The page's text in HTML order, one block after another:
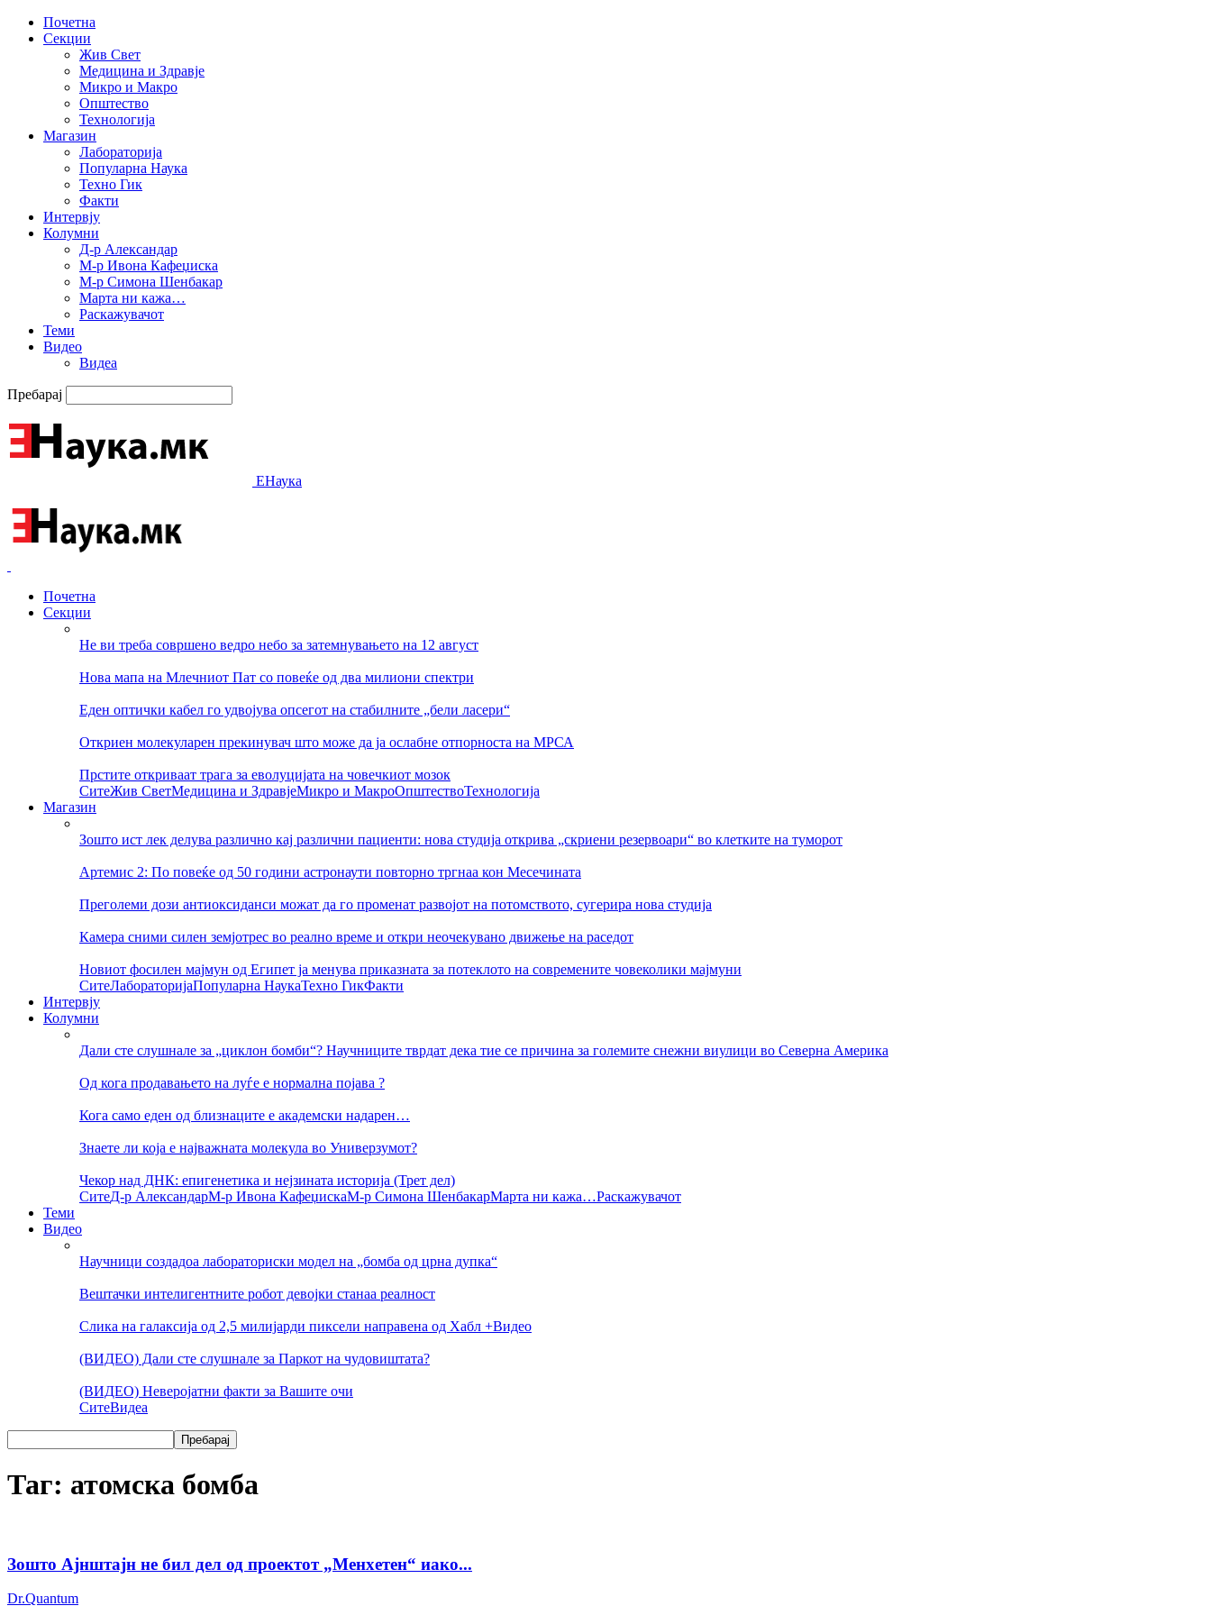
Почетна
Секции
Жив Свет
Медицина и Здравје
Микро и Макро
Општество
Технологија
Магазин
Лабораторија
Популарна Наука
Техно Гик
Факти
Интервју
Колумни
Д-р Александар
М-р Ивона Кафеџиска
М-р Симона Шенбакар
Марта ни кажа…
Раскажувачот
Теми
Видео
Видеа
Пребарај
ЕНаука
Почетна
Секции
Не ви треба совршено ведро небо за затемнувањето на 12 август
Нова мапа на Млечниот Пат со повеќе од два милиони спектри
Еден оптички кабел го удвојува опсегот на стабилните „бели ласери“
Откриен молекуларен прекинувач што може да ја ослабне отпорноста на МРСА
Прстите откриваат трага за еволуцијата на човечкиот мозок
СитеЖив СветМедицина и ЗдравјеМикро и МакроОпштествоТехнологија
Магазин
Зошто ист лек делува различно кај различни пациенти: нова студија открива „скриени резервоари“ во клетките на туморот
Артемис 2: По повеќе од 50 години астронаути повторно тргнаа кон Месечината
Преголеми дози антиоксиданси можат да го променат развојот на потомството, сугерира нова студија
Камера сними силен земјотрес во реално време и откри неочекувано движење на раседот
Новиот фосилен мајмун од Египет ја менува приказната за потеклото на современите човеколики мајмуни
СитеЛабораторијаПопуларна НаукаТехно ГикФакти
Интервју
Колумни
Дали сте слушнале за „циклон бомби“? Научниците тврдат дека тие се причина за големите снежни виулици во Северна Америка
Од кога продавањето на луѓе е нормална појава ?
Кога само еден од близнаците е академски надарен…
Знаете ли која е најважната молекула во Универзумот?
Чекор над ДНК: епигенетика и нејзината историја (Трет дел)
СитеД-р АлександарМ-р Ивона КафеџискаМ-р Симона ШенбакарМарта ни кажа…Раскажувачот
Теми
Видео
Научници создадоа лабораториски модел на „бомба од црна дупка“
Вештачки интелигентните робот девојки станаа реалност
Слика на галаксија од 2,5 милијарди пиксели направена од Хабл +Видео
(ВИДЕО) Дали сте слушнале за Паркот на чудовиштата?
(ВИДЕО) Неверојатни факти за Вашите очи
СитеВидеа
Таг: атомска бомба
Зошто Ајнштајн не бил дел од проектот „Менхетен“ иако...
Dr.Quantum